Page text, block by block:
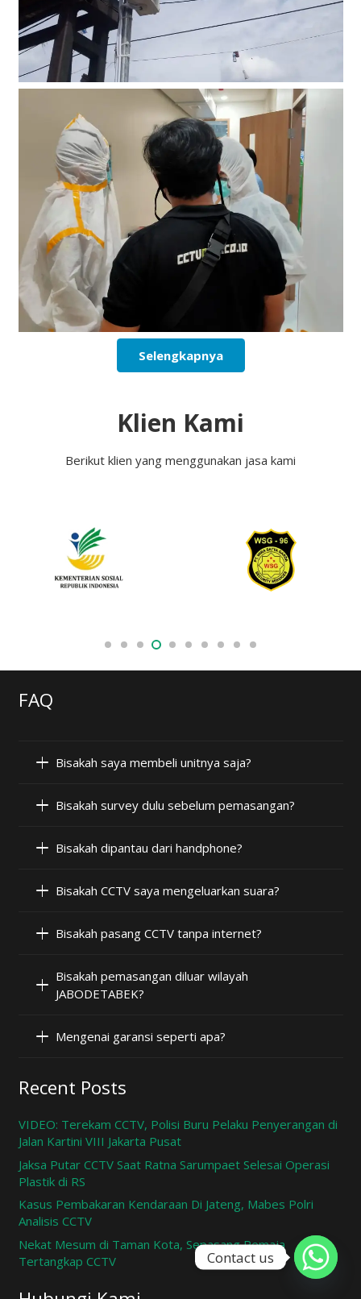
Selengkapnya
Klien Kami
Berikut klien yang menggunakan jasa kami
FAQ
Bisakah saya membeli unitnya saja?
Bisakah survey dulu sebelum pemasangan?
Bisakah dipantau dari handphone?
Bisakah CCTV saya mengeluarkan suara?
Bisakah pasang CCTV tanpa internet?
Bisakah pemasangan diluar wilayah
JABODETABEK?
Mengenai garansi seperti apa?
Recent Posts
VIDEO: Terekam CCTV, Polisi Buru Pelaku Penyerangan di
Jalan Kartini VIII Jakarta Pusat
Jaksa Putar CCTV Saat Ratna Sarumpaet Selesai Operasi
Plastik di RS
Kasus Pembakaran Kendaraan Di Jateng, Mabes Polri
Analisis CCTV
Nekat Mesum di Taman Kota, Sepasang Remaja
Tertangkap CCTV
Contact us